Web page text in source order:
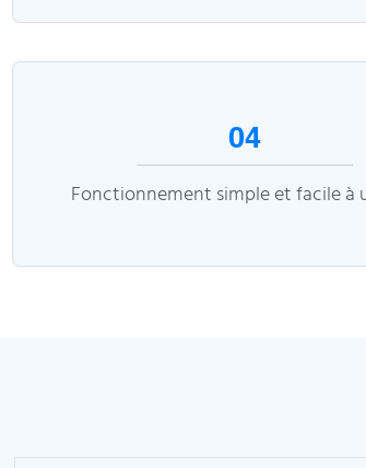
04
Fonctionnement simple et facile à